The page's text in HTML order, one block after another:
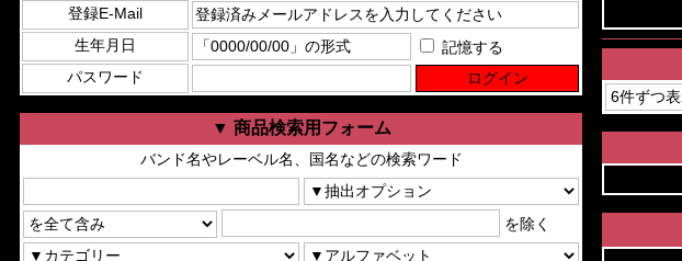
登録E-Mail
生年月日
記憶する
パスワード
▼ 商品検索用フォーム
バンド名やレーベル名、国名などの検索ワード
を除く